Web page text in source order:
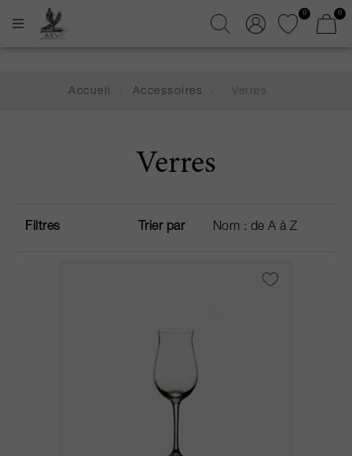
0 0
Accueil Accessoires Verres
Verres
Filtres Trier par